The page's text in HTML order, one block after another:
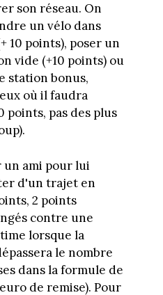
son réseau. On
un vélo dans
10 points), poser un
vide (+10 points) ou
station bonus,
où il faudra
points, pas des plus
un ami pour lui
d'un trajet en
2 points
contre une
lorsque la
le nombre
dans la formule de
de remise). Pour